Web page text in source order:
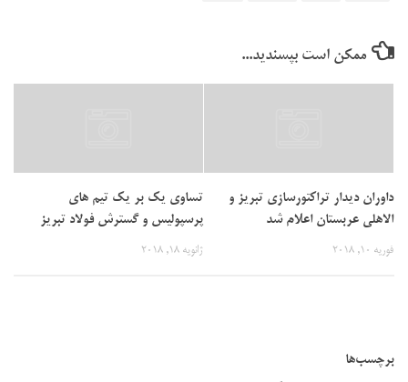
ممکن است بپسندید...
داوران دیدار تراکتورسازی تبریز و
الاهلی عربستان اعلام شد
فوریه 10, 2018
تساوی یک بر یک تیم های
پرسپولیس و گسترش فولاد تبریز
ژانویه 18, 2018
برچسب‌ها